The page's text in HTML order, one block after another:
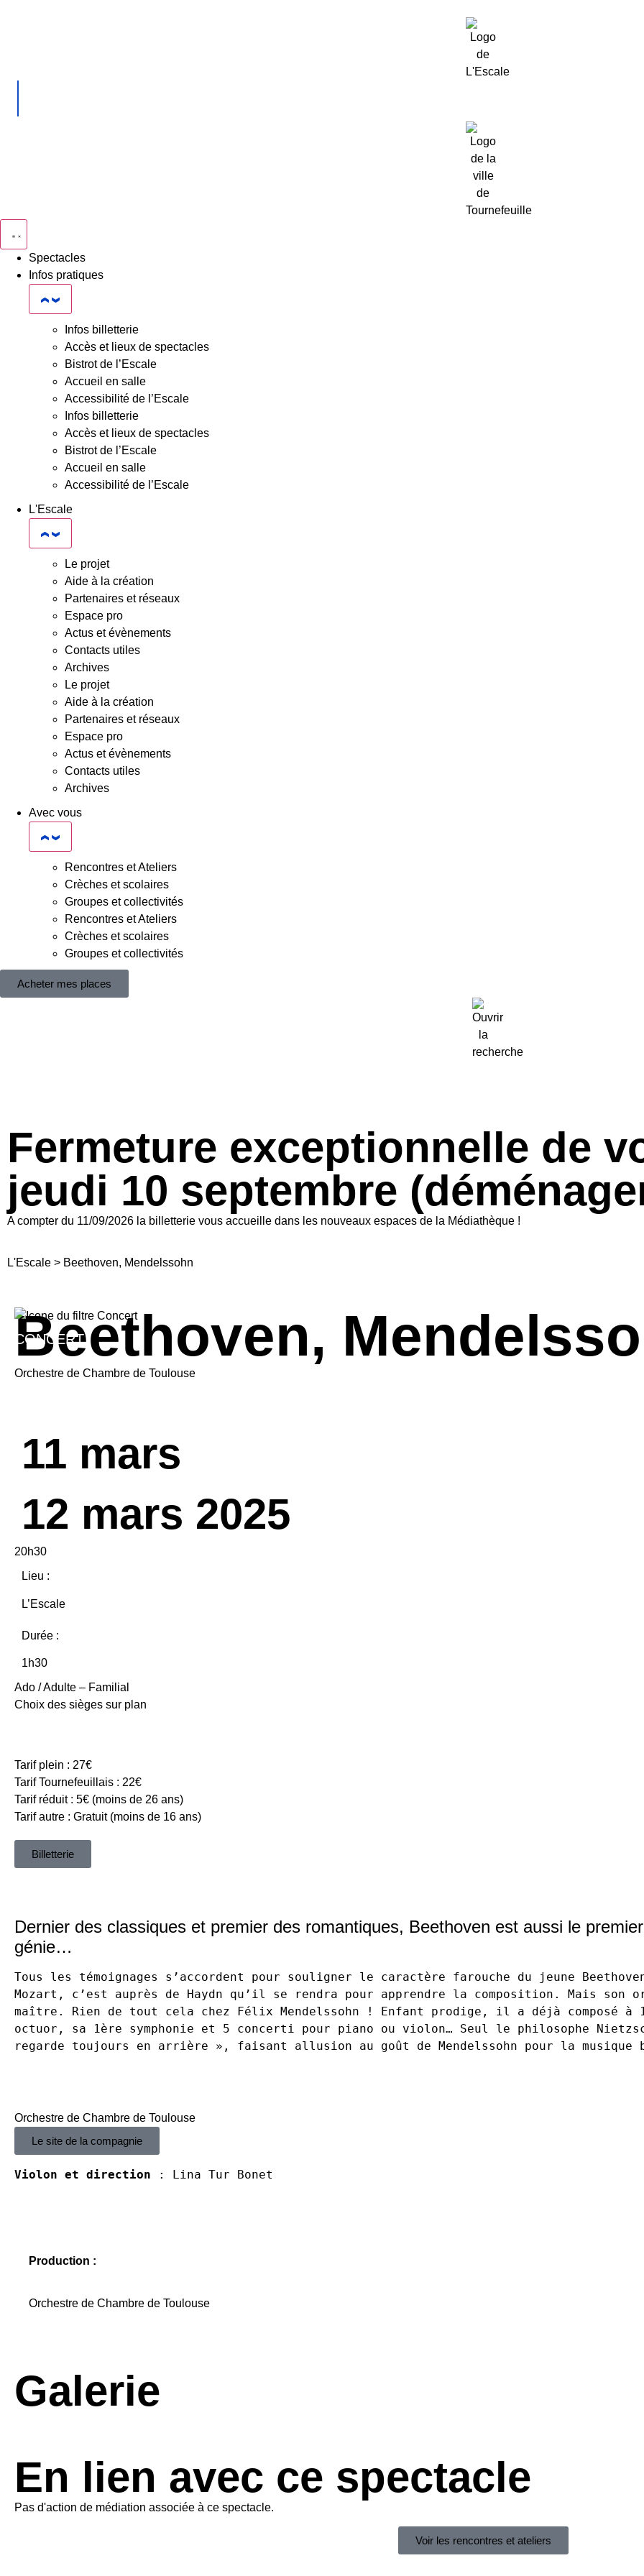
Spectacles
Infos pratiques
Infos billetterie
Accès et lieux de spectacles
Bistrot de l’Escale
Accueil en salle
Accessibilité de l’Escale
Infos billetterie
Accès et lieux de spectacles
Bistrot de l’Escale
Accueil en salle
Accessibilité de l’Escale
L'Escale
Le projet
Aide à la création
Partenaires et réseaux
Espace pro
Actus et évènements
Contacts utiles
Archives
Le projet
Aide à la création
Partenaires et réseaux
Espace pro
Actus et évènements
Contacts utiles
Archives
Avec vous
Rencontres et Ateliers
Crèches et scolaires
Groupes et collectivités
Rencontres et Ateliers
Crèches et scolaires
Groupes et collectivités
Acheter mes places
Fermeture exceptionnelle de
jeudi 10 septembre
A compter du 11/09/2026 la billetterie vous accueille dans les nouveaux espaces de la Médiathèque !
L'Escale > Beethoven, Mendelssohn
CONCERT
Beethoven,
Orchestre de Chambre de Toulouse
11 mars
12 mars 2025
20h30
Lieu :
L’Escale
Durée :
1h30
Ado / Adulte – Familial
Choix des sièges sur plan
Tarif plein : 27€
Tarif Tournefeuillais : 22€
Tarif réduit : 5€ (moins de 26 ans)
Tarif autre : Gratuit (moins de 16 ans)
Billetterie
Dernier des classiques et premier des romantiques, Beethoven est aussi le
génie…
Tous les témoignages s’accordent pour souligner le caractère farouche du jeune
Mozart, c’est auprès de Haydn qu’il se rendra pour apprendre la composition. Mais
maître. Rien de tout cela chez Félix Mendelssohn ! Enfant prodige, il a déjà composé à
octuor, sa 1ère symphonie et 5 concerti pour piano ou violon… Seul le philosophe
regarde toujours en arrière », faisant allusion au goût de Mendelssohn pour la
Orchestre de Chambre de Toulouse
Le site de la compagnie
Violon et direction
Production :
Orchestre de Chambre de Toulouse
Galerie
En lien avec ce spectacle
Pas d'action de médiation associée à ce spectacle.
Voir les rencontres et ateliers